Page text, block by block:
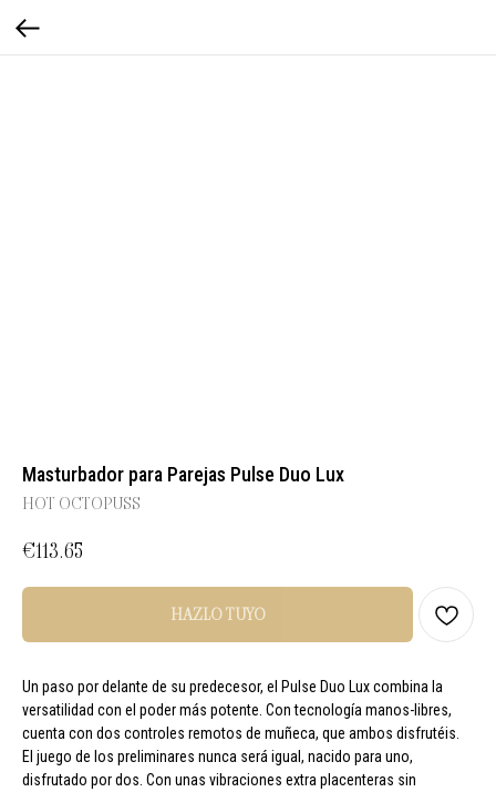
Masturbador para Parejas Pulse Duo Lux
HOT OCTOPUSS
€113.65
HAZLO TUYO
Un paso por delante de su predecesor, el Pulse Duo Lux combina la
versatilidad con el poder más potente. Con tecnología manos-libres,
cuenta con dos controles remotos de muñeca, que ambos disfrutéis.
El juego de los preliminares nunca será igual, nacido para uno,
disfrutado por dos. Con unas vibraciones extra placenteras sin